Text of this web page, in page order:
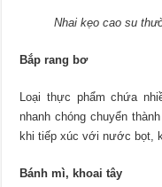
Nhai kẹo cao su
Bắp rang bơ
Loại thực phẩm chứa
nhanh chóng chuyển
khi tiếp xúc với nước bọt,
Bánh mì, khoai tây